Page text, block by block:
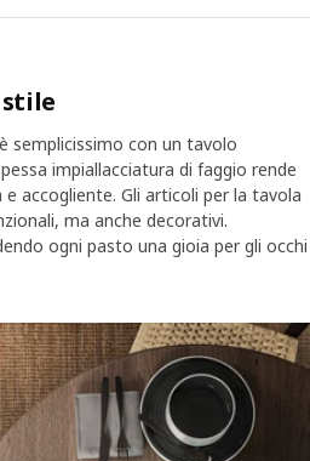
semplicissimo con un tavolo
impiallacciatura di faggio rende
accogliente. Gli articoli per la tavola
ma anche decorativi.
ogni pasto una gioia per gli occhi